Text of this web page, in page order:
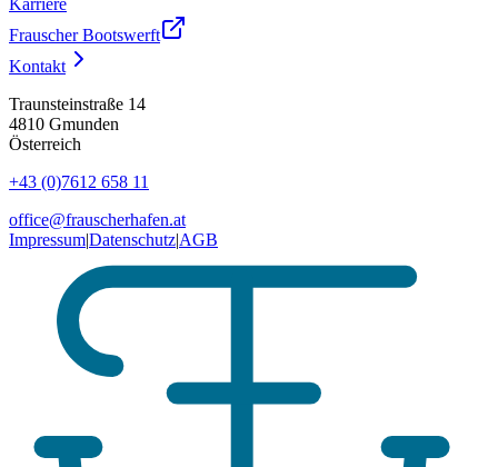
Frauscher Bootswerft
Kontakt
Traunsteinstraße 14
4810 Gmunden
Österreich
+43 (0)7612 658 11
office@frauscherhafen.at
Impressum|Datenschutz|AGB